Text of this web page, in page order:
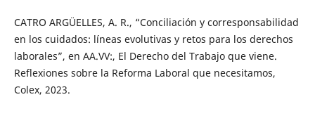
CATRO ARGÜELLES, A. R., “Conciliación y corresponsabilidad
en los cuidados: líneas evolutivas y retos para los derechos
laborales”, en AA.VV:, El Derecho del Trabajo que viene.
Reflexiones sobre la Reforma Laboral que necesitamos,
Colex, 2023.